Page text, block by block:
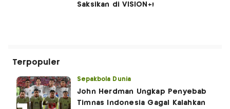
Saksikan di VISION+!
Terpopuler
Sepakbola Dunia
John Herdman Ungkap Penyebab
Timnas Indonesia Gagal Kalahkan